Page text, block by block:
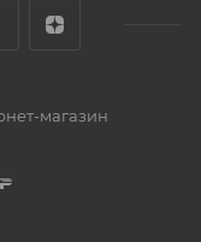
магазин